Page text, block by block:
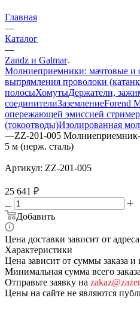
Главная
—
Каталог
—
Zandz и Galmar
Молниеприемники: мачтовые и
выпрямления проволоки
полосыХомутыДержатели,
соединителиЗаземлениеForend
опережающей эмиссией
(токоотводы)Изолированная
—ZZ-201-005
5 м (нерж. сталь)
Артикул: ZZ-201-005
25 641 ₽
Добавить
Цена доставки зависит от адреса
Характеристики
Цена зависит от суммы заказа и
Минимальная сумма всего
Отправьте заявку на
Цены на сайте не являются